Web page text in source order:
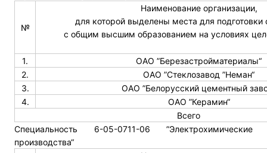
№
Наименование организации,
для которой выделены места для подготовки
с общим высшим образованием на условиях
1.
ОАО ”Березастройматериалы“
2.
ОАО ”Стеклозавод ”Неман“
3.
ОАО ”Белорусский цементный
4.
ОАО ”Керамин“
Всего
Специальность 6-05-0711-06 ”Электрохимические
производства“